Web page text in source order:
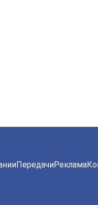
ПередачиРеклама